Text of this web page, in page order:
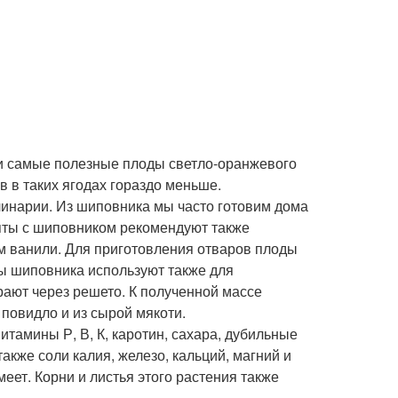
самые полезные плоды светло-оранжевого
в таких ягодах гораздо меньше.
Из шиповника мы часто готовим дома
с шиповником рекомендуют также
ванили. Для приготовления отваров плоды
используют также для
через решето. К полученной массе
и из сырой мякоти.
Р, В, К, каротин, сахара, дубильные
соли калия, железо, кальций, магний и
Корни и листья этого растения также